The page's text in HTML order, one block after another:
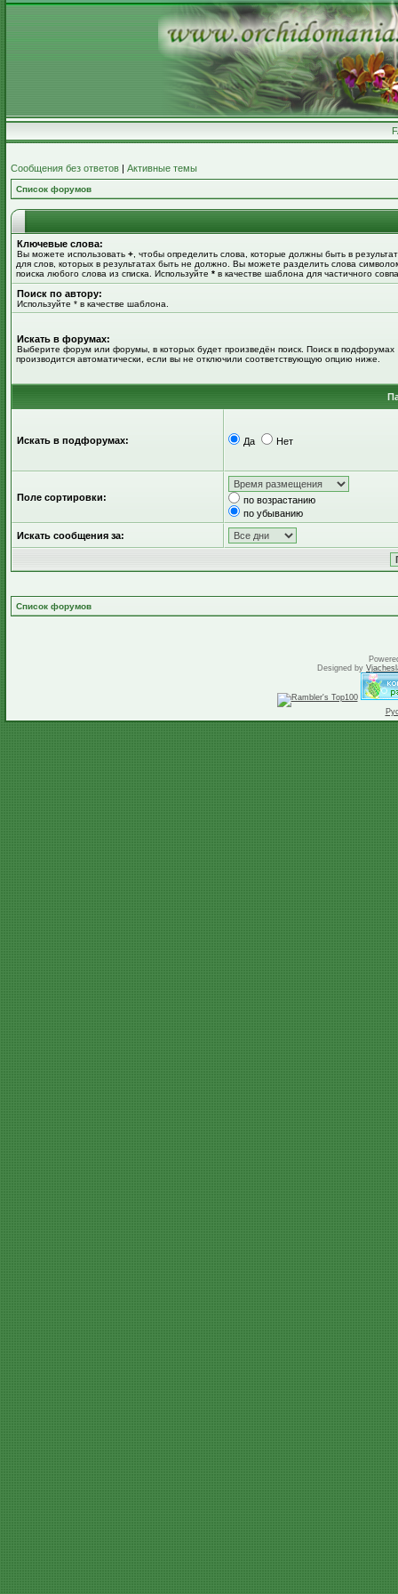
Сообщения без ответов | Активные темы
Список форумов
Ключевые слова:
Вы можете использовать + , чтобы определить слова, которые должны быть в
для слов, которых в результатах быть не должно. Вы можете разделить слова
поиска любого слова из списка. Используйте * в качестве шаблона для частичного
Поиск по автору:
Используйте * в качестве шаблона.
Искать в форумах:
Выберите форум или форумы, в которых будет произведён поиск. Поиск в подфорумах
производится автоматически, если вы не отключили соответствующую опцию ниже.
Искать в подфорумах: Да Нет
Поле сортировки:
по возрастанию
по убыванию
Искать сообщения за:
Список форумов
Designed by